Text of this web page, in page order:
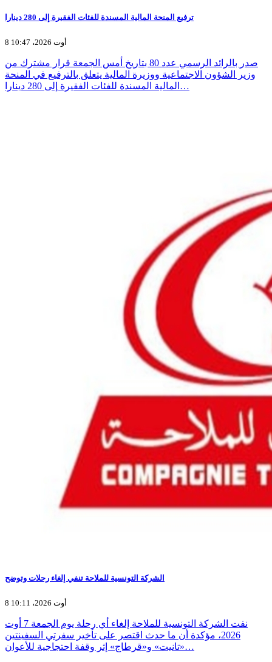
ترفيع المنحة المالية المسندة للفئات الفقيرة إلى 280 دينارا
8 أوت 2026، 10:47
صدر بالرائد الرسمي عدد 80 بتاريخ أمس الجمعة قرار مشترك من
وزير الشؤون الاجتماعية ووزيرة المالية يتعلق بالترفيع في المنحة
المالية المسندة للفئات الفقيرة إلى 280 دينارا…
الشركة التونسية للملاحة تنفي إلغاء رحلات وتوضح
8 أوت 2026، 10:11
نفت الشركة التونسية للملاحة إلغاء أي رحلة يوم الجمعة 7 أوت
2026، مؤكدة أن ما حدث اقتصر على تأخير سفرتي السفينتين
«تانيت» و«قرطاج» إثر وقفة احتجاجية للأعوان…